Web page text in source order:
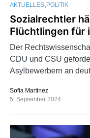
AKTUELLES POLITIK
Sozialrechtler
Flüchtlingen für
Der
CDU und CSU
Asylbewerbern an
Sofia Martinez
5. September 2024